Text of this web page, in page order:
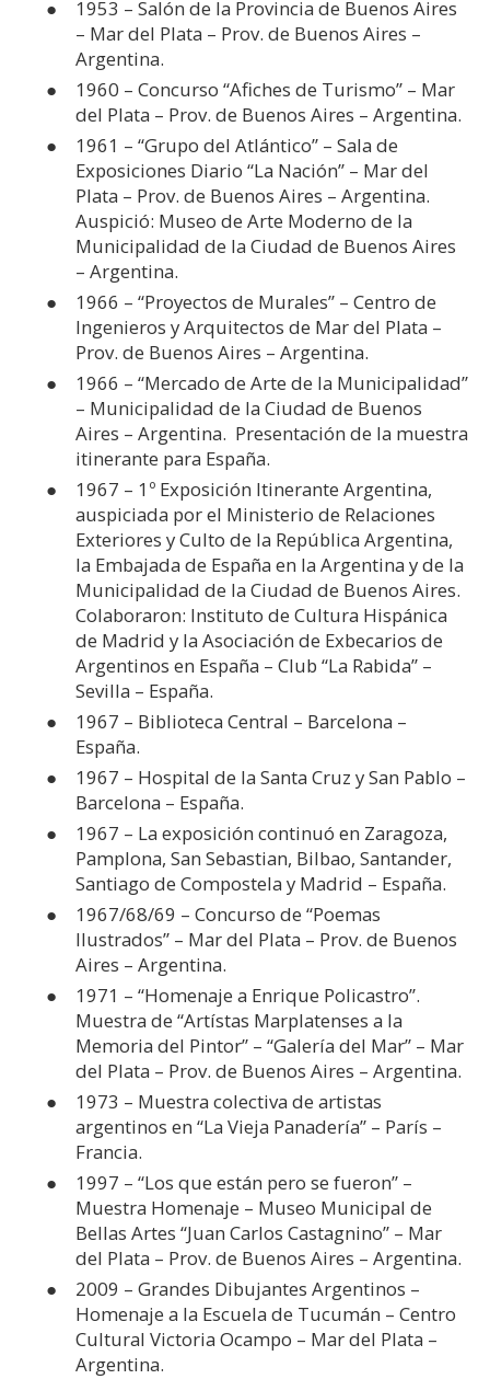
1953 – Salón de la Provincia de Buenos Aires
– Mar del Plata – Prov. de Buenos Aires –
Argentina.
1960 – Concurso “Afiches de Turismo” – Mar
del Plata – Prov. de Buenos Aires – Argentina.
1961 – “Grupo del Atlántico” – Sala de
Exposiciones Diario “La Nación” – Mar del
Plata – Prov. de Buenos Aires – Argentina.
Auspició: Museo de Arte Moderno de la
Municipalidad de la Ciudad de Buenos Aires
– Argentina.
1966 – “Proyectos de Murales” – Centro de
Ingenieros y Arquitectos de Mar del Plata –
Prov. de Buenos Aires – Argentina.
1966 – “Mercado de Arte de la Municipalidad”
– Municipalidad de la Ciudad de Buenos
Aires – Argentina. Presentación de la muestra
itinerante para España.
1967 – 1º Exposición Itinerante Argentina,
auspiciada por el Ministerio de Relaciones
Exteriores y Culto de la República Argentina,
la Embajada de España en la Argentina y de la
Municipalidad de la Ciudad de Buenos Aires.
Colaboraron: Instituto de Cultura Hispánica
de Madrid y la Asociación de Exbecarios de
Argentinos en España – Club “La Rabida” –
Sevilla – España.
1967 – Biblioteca Central – Barcelona –
España.
1967 – Hospital de la Santa Cruz y San Pablo –
Barcelona – España.
1967 – La exposición continuó en Zaragoza,
Pamplona, San Sebastian, Bilbao, Santander,
Santiago de Compostela y Madrid – España.
1967/68/69 – Concurso de “Poemas
Ilustrados” – Mar del Plata – Prov. de Buenos
Aires – Argentina.
1971 – “Homenaje a Enrique Policastro”.
Muestra de “Artístas Marplatenses a la
Memoria del Pintor” – “Galería del Mar” – Mar
del Plata – Prov. de Buenos Aires – Argentina.
1973 – Muestra colectiva de artistas
argentinos en “La Vieja Panadería” – París –
Francia.
1997 – “Los que están pero se fueron” –
Muestra Homenaje – Museo Municipal de
Bellas Artes “Juan Carlos Castagnino” – Mar
del Plata – Prov. de Buenos Aires – Argentina.
2009 – Grandes Dibujantes Argentinos –
Homenaje a la Escuela de Tucumán – Centro
Cultural Victoria Ocampo – Mar del Plata –
Argentina.